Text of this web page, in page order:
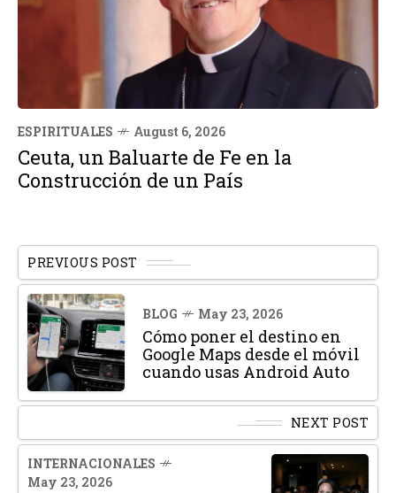
ESPIRITUALES August 6, 2026
Ceuta, un Baluarte de Fe en la
Construcción de un País
PREVIOUS POST
BLOG May 23, 2026
Cómo poner el destino en
Google Maps desde el móvil
cuando usas Android Auto
NEXT POST
INTERNACIONALES
May 23, 2026